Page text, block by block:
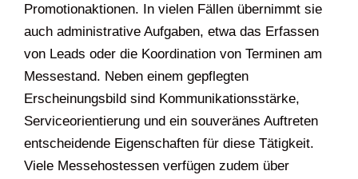
Promotionaktionen. In vielen Fällen übernimmt sie
auch administrative Aufgaben, etwa das Erfassen
von Leads oder die Koordination von Terminen am
Messestand. Neben einem gepflegten
Erscheinungsbild sind Kommunikationsstärke,
Serviceorientierung und ein souveränes Auftreten
entscheidende Eigenschaften für diese Tätigkeit.
Viele Messehostessen verfügen zudem über